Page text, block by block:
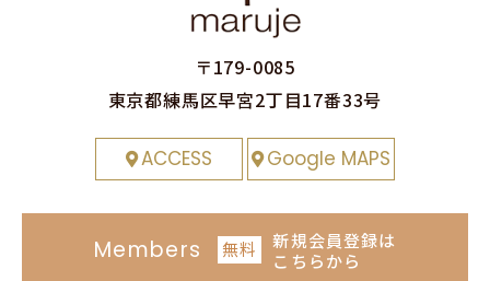
〒179-0085
東京都練⾺区早宮2丁⽬17番33号
ACCESS Google MAPS
Members 無料 新規会員登録は
こちらから